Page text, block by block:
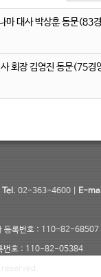
마 대사 박상훈 동문(83경
회장 김영진 동문(75경
Tel. 02-363-4600 | E-
등록번호 : 110-82-68507
번호 : 110-82-05384